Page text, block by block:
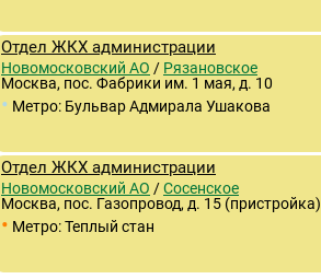
Отдел ЖКХ администрации
Новомосковский АО / Рязановское
Москва, пос. Фабрики им. 1 мая, д. 10
• Метро: Бульвар Адмирала Ушакова
Отдел ЖКХ администрации
Новомосковский АО /Сосенское
Москва, пос. Газопровод, д. 15 (пристройка)
• Метро: Теплый стан